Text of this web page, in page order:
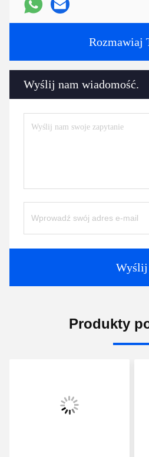
Rozmawiaj
Wyślij nam wiadomość.
Wyślij
Produkty